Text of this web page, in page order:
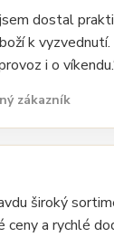
dostal
k
i o
zákazník
široký
ceny a rychlé